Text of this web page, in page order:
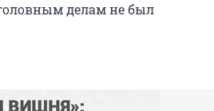
делам не был